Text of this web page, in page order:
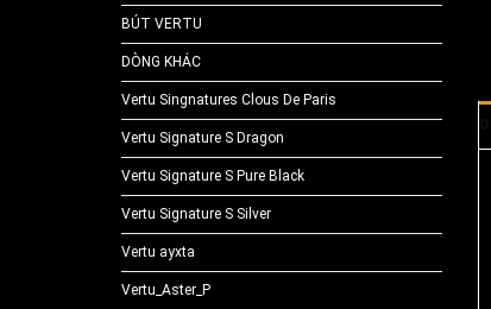
BÚT VERTU
DÒNG KHÁC
Vertu Singnatures Clous De Paris
Vertu Signature S Dragon
Vertu Signature S Pure Black
Vertu Signature S Silver
Vertu ayxta
Vertu_Aster_P